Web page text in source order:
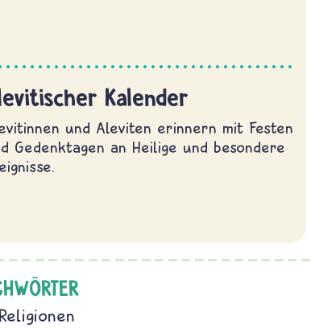
Kalender
und Aleviten erinnern mit Festen
Gedenktagen an Heilige und besondere